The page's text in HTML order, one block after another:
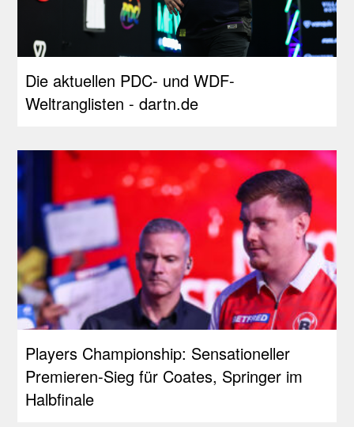
Die aktuellen PDC- und WDF-
Weltranglisten - dartn.de
Players Championship: Sensationeller
Premieren-Sieg für Coates, Springer im
Halbfinale